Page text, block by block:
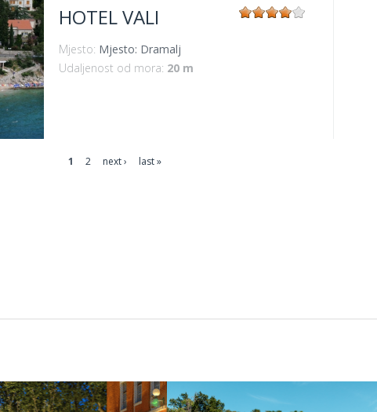
HOTEL VALI
Mjesto: Mjesto: Dramalj
Udaljenost od mora: 20 m
1 2 next › last »